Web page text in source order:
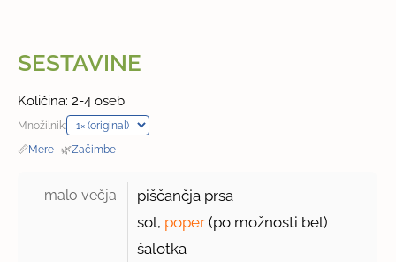
SESTAVINE
Količina: 2-4 oseb
Množilnik:
📏Mere · 🌿Začimbe
malo večja
piščančja prsa
sol, poper (po možnosti bel)
šalotka